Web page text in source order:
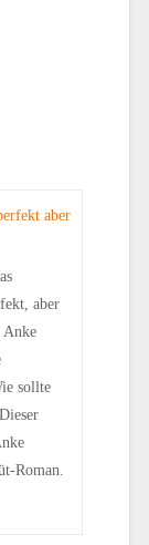
aber
aber
Anke
sollte
Roman.